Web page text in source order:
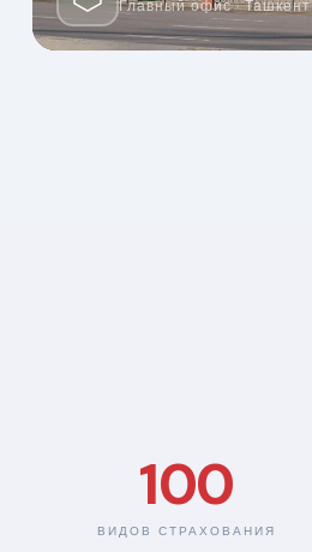
Главный офис · Ташкент
100
ВИДОВ СТРАХОВАНИЯ